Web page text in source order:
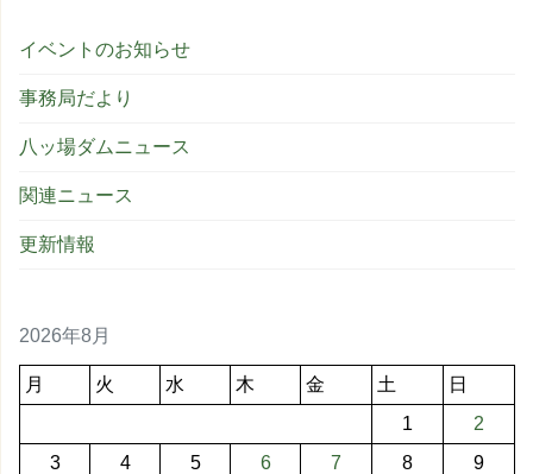
イベントのお知らせ
事務局だより
八ッ場ダムニュース
関連ニュース
更新情報
2026年8月
月 火 水 木 金 土
日
1
2
3
4 5 6 7 8
9